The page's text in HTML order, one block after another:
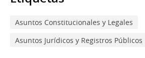
Asuntos Constitucionales y Legales
Asuntos Jurídicos y Registros Públicos